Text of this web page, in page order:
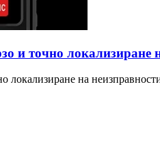
и точно локализиране
локализиране на